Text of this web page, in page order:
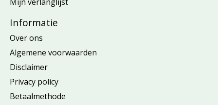
Informatie
Over ons
Algemene voorwaarden
Disclaimer
Privacy policy
Betaalmethode